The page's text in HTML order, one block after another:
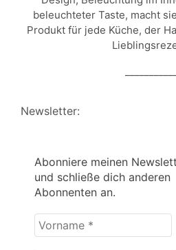
beleuchteter Taste, macht
Produkt für jede Küche, der
Newsletter:
Abonniere meinen
und schließe dich anderen
Abonnenten an.
Vorname
*